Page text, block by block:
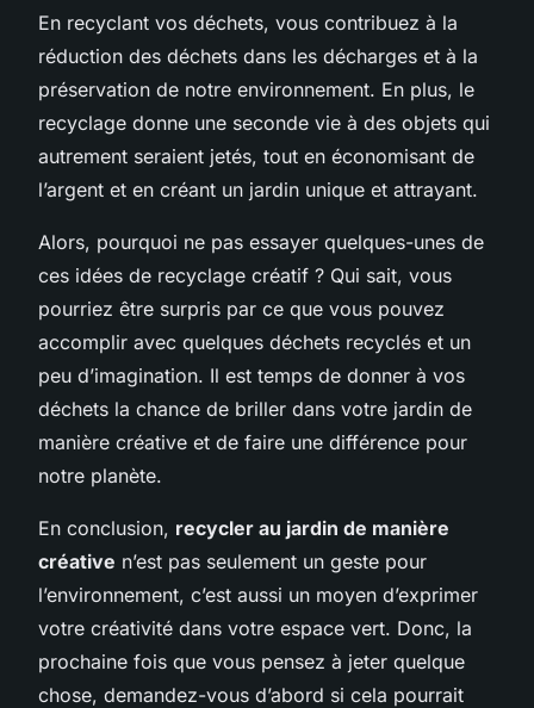
En recyclant vos déchets, vous contribuez à la
réduction des déchets dans les décharges et à la
préservation de notre environnement. En plus, le
recyclage donne une seconde vie à des objets qui
autrement seraient jetés, tout en économisant de
l’argent et en créant un jardin unique et attrayant.
Alors, pourquoi ne pas essayer quelques-unes de
ces idées de recyclage créatif ? Qui sait, vous
pourriez être surpris par ce que vous pouvez
accomplir avec quelques déchets recyclés et un
peu d’imagination. Il est temps de donner à vos
déchets la chance de briller dans votre jardin de
manière créative et de faire une différence pour
notre planète.
En conclusion, recycler au jardin de manière
créative n’est pas seulement un geste pour
l’environnement, c’est aussi un moyen d’exprimer
votre créativité dans votre espace vert. Donc, la
prochaine fois que vous pensez à jeter quelque
chose, demandez-vous d’abord si cela pourrait